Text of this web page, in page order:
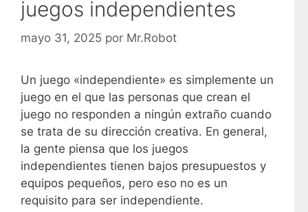
juegos independientes
mayo 31, 2025 por Mr.Robot
Un juego «independiente» es simplemente un
juego en el que las personas que crean el
juego no responden a ningún extraño cuando
se trata de su dirección creativa. En general,
la gente piensa que los juegos
independientes tienen bajos presupuestos y
equipos pequeños, pero eso no es un
requisito para ser independiente.